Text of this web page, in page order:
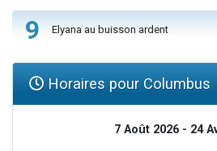
9 Elyana au buisson ardent
Horaires pour Columbus
7 Août 2026 - 24